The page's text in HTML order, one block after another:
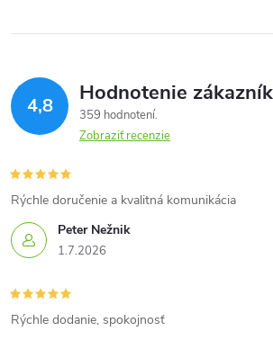
4,8 Hodnotenie
359 hodnotení
Zobraziť recenzie
Peter Nežnik
1.7.2026
Rýchle doručenie a kvalitná komunikácia
Rýchle dodanie, spokojnosť